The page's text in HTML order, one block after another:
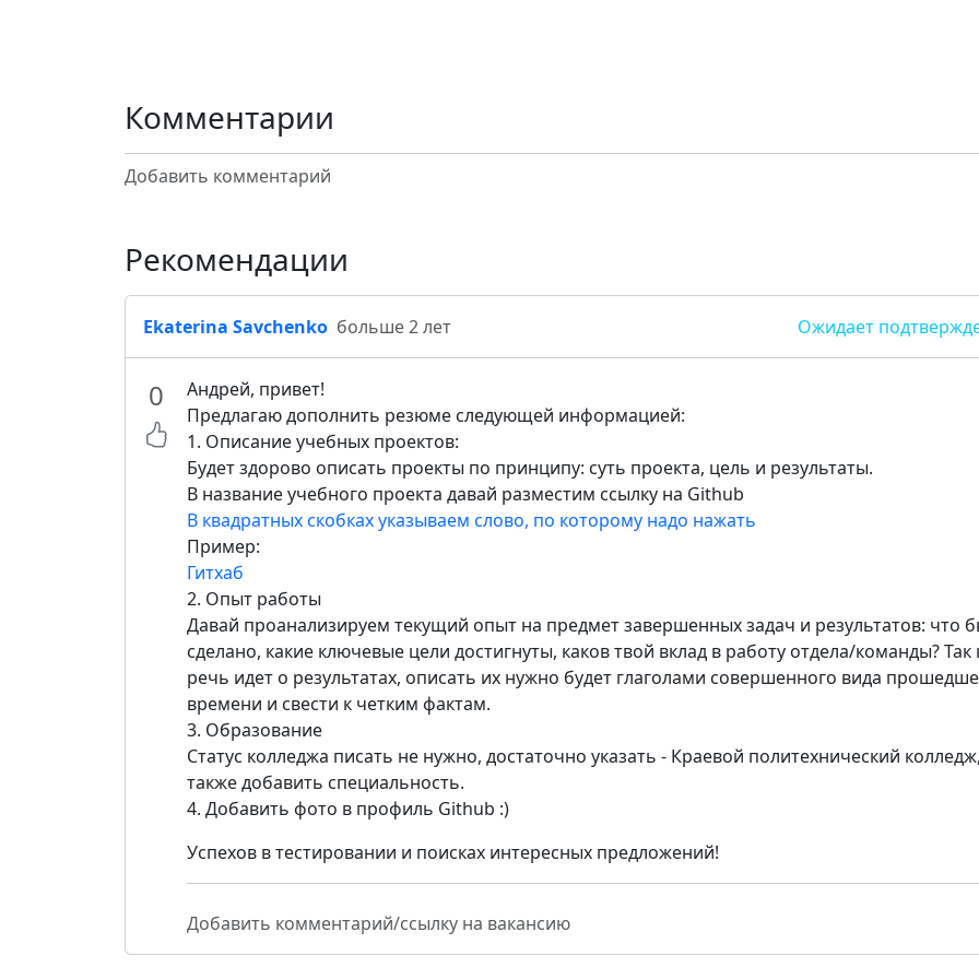
Комментарии
Добавить комментарий
Рекомендации
Ekaterina Savchenko больше 2 лет Ожидает
0
Андрей, привет!
Предлагаю дополнить резюме следующей информацией:
1. Описание учебных проектов:
Будет здорово описать проекты по принципу: суть проекта, цель и результаты.
В название учебного проекта давай разместим ссылку на Github
В квадратных скобках указываем слово, по которому надо нажать
Пример:
Гитхаб
2. Опыт работы
Давай проанализируем текущий опыт на предмет завершенных задач и результатов: что
сделано, какие ключевые цели достигнуты, каков твой вклад в работу отдела/команды? Так
речь идет о результатах, описать их нужно будет глаголами совершенного вида
времени и свести к четким фактам.
3. Образование
Статус колледжа писать не нужно, достаточно указать - Краевой политехнический
также добавить специальность.
4. Добавить фото в профиль Github :)
Успехов в тестировании и поисках интересных предложений!
Добавить комментарий/ссылку на вакансию